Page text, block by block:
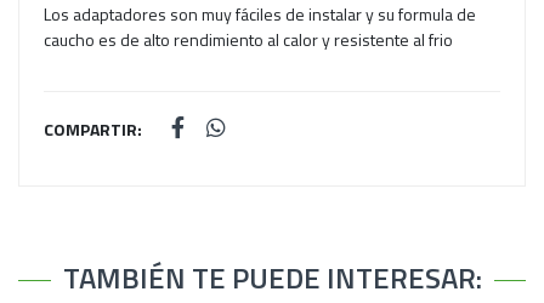
Los adaptadores son muy fáciles de instalar y su formula de
caucho es de alto rendimiento al calor y resistente al frio
COMPARTIR:
TAMBIÉN TE PUEDE INTERESAR: